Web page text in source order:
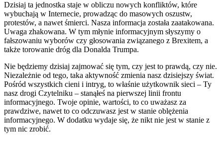
Dzisiaj ta jednostka staje w obliczu nowych konfliktów, które
wybuchają w Internecie, prowadząc do masowych oszustw,
protestów, a nawet śmierci. Nasza informacja została zaatakowana.
Uwaga zhakowana. W tym młynie informacyjnym słyszymy o
fałszowaniu wyborów czy głosowania związanego z Brexitem, a
także torowanie dróg dla Donalda Trumpa.
Nie będziemy dzisiaj zajmować się tym, czy jest to prawdą, czy nie.
Niezależnie od tego, taka aktywność zmienia nasz dzisiejszy świat.
Pośród wszystkich cieni i intryg, to właśnie użytkownik sieci – Ty
nasz drogi Czytelniku – stanąłeś na pierwszej linii frontu
informacyjnego. Twoje opinie, wartości, to co uważasz za
prawdziwe, nawet to co odczuwasz jest w stanie oblężenia
informacyjnego. W dodatku wydaje się, że nikt nie jest w stanie z
tym nic zrobić.